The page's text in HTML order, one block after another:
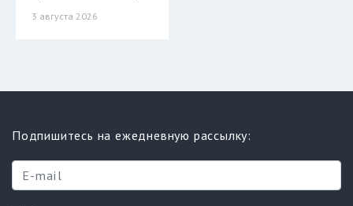
3 августа 2026
Подпишитесь на ежедневную рассылку: